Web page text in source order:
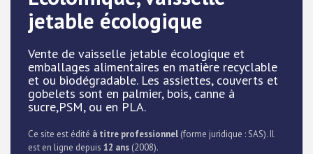
jetable écologique
Vente de vaisselle jetable écologique et
emballages alimentaires en matière recyclable
et ou biodégradable. Les assiettes, couverts et
gobelets sont en palmier, bois, canne à
sucre,PSM, ou en PLA.
Ce site est édité à titre professionnel (forme juridique : SAS). Il
est en ligne depuis 12 ans (2008).